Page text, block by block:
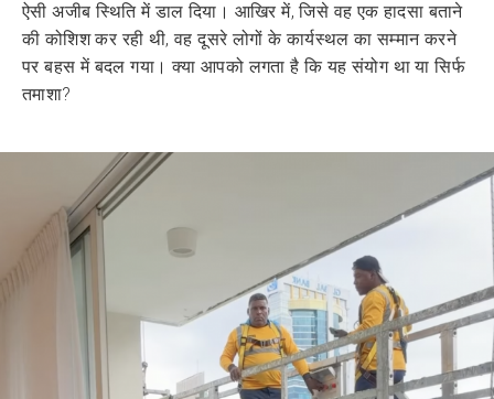
ऐसी अजीब स्थिति में डाल दिया। आखिर में, जिसे वह एक हादसा बताने
की कोशिश कर रही थी, वह दूसरे लोगों के कार्यस्थल का सम्मान करने
पर बहस में बदल गया। क्या आपको लगता है कि यह संयोग था या सिर्फ
तमाशा?